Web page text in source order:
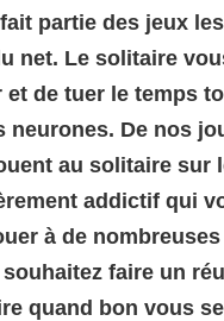
partie des jeux
net. Le solitaire
de tuer le temps
neurones. De nos
au solitaire sur
addictif qui
à de
faire un
quand bon vous